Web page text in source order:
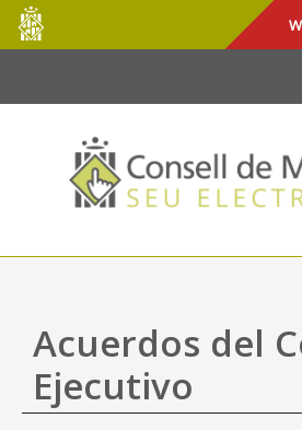
Saltar al contenido principal
Consell
de
Mallorca
Acuerdos del
Ejecutivo